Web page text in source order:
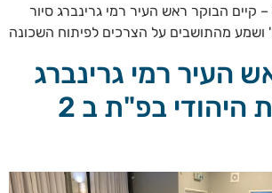
קיים הבוקר ראש העיר רמי גרינברג סיור
ושמע מהתושבים על הצרכים לפיתוח השכונה
העיר רמי גרינברג
ובכירי הבית היהודי בפ"ת ב 2